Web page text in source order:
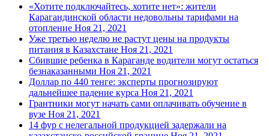
«Хотите подключайтесь, хотите нет»: жители
Карагандинской области недовольны тарифами на
отопление Ноя 21, 2021
Уже третью неделю не растут цены на продукты
питания в Казахстане Ноя 21, 2021
Сбившие ребенка в Караганде водители могут остаться
безнаказанными Ноя 21, 2021
Доллар по 440 тенге: эксперты прогнозируют
дальнейшее падение курса Ноя 21, 2021
Грантники могут начать сами оплачивать обучение в
вузе Ноя 21, 2021
14 фур с нелегальной продукцией задержали на